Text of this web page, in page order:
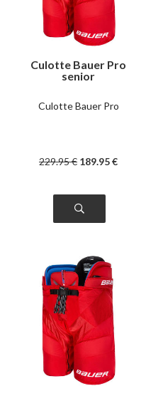
Culotte Bauer Pro
senior
Culotte Bauer Pro
229.95€ 189.95€